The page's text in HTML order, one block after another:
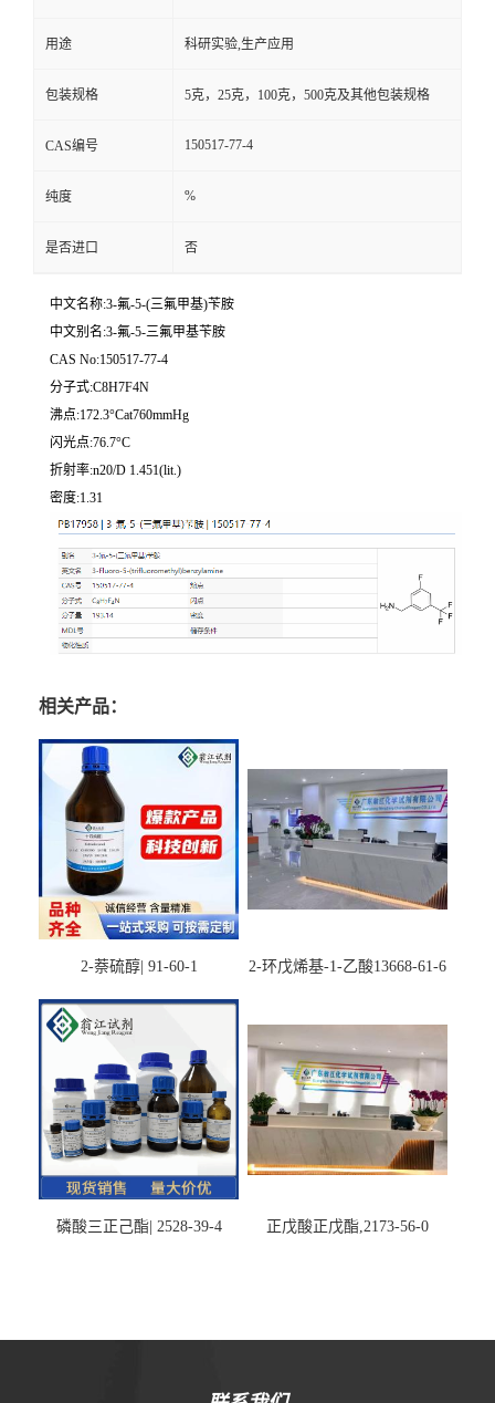
用途 科研实验,生产应用
包装规格 5克，25克，100克，500克及其他包装规格
CAS编号 150517-77-4
纯度 %
是否进口 否
中文名称:3-氟-5-(三氟甲基)苄胺
中文别名:3-氟-5-三氟甲基苄胺
CAS No:150517-77-4
分子式:C8H7F4N
沸点:172.3°Cat760mmHg
闪光点:76.7°C
折射率:n20/D 1.451(lit.)
密度:1.31
相关产品：
2-萘硫醇| 91-60-1 2-环戊烯基-1-乙酸13668-61-6
磷酸三正己酯| 2528-39-4 正戊酸正戊酯,2173-56-0